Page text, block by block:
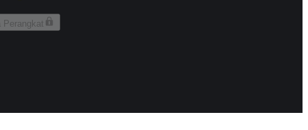
Perangkat